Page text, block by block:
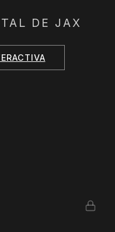
DE JAX